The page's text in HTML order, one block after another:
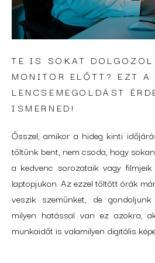
TE IS SOKAT
MONITOR ELŐTT? EZT A
LENCSEMEGOLDÁST
ISMERNED!
Ősszel, amikor a hideg kinti
töltünk bent, nem csoda, hogy
a kedvenc sorozataik vagy
laptopjukon. Az ezzel töltött órák
veszik szemünket, de
milyen hatással van ez azokra,
munkaidőt is valamilyen digitális